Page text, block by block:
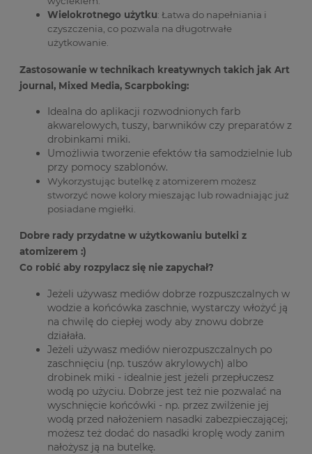
Wielokrotnego użytku: Łatwa do napełniania i
czyszczenia, co pozwala na długotrwałe
użytkowanie.
Zastosowanie w technikach kreatywnych takich jak Art
journal, Mixed Media, Scarpboking:
Idealna do aplikacji rozwodnionych farb
akwarelowych, tuszy, barwników czy preparatów z
drobinkami miki.
Umożliwia tworzenie efektów tła samodzielnie lub
przy pomocy szablonów.
Wykorzystując butelkę z atomizerem możesz
stworzyć nowe kolory mieszając lub rowadniając już
posiadane mgiełki.
Dobre rady przydatne w użytkowaniu butelki z
atomizerem :)
Co robić aby rozpylacz się nie zapychał?
Jeżeli używasz mediów dobrze rozpuszczalnych w
wodzie a końcówka zaschnie, wystarczy włożyć ją
na chwilę do ciepłej wody aby znowu dobrze
działała.
Jeżeli używasz mediów nierozpuszczalnych po
zaschnięciu (np. tuszów akrylowych) albo
drobinek miki - idealnie jest jeżeli przepłuczesz
wodą po użyciu. Dobrze jest też nie pozwalać na
wyschnięcie końcówki - np. przez zwilżenie jej
wodą przed nałożeniem nasadki zabezpieczającej;
możesz też dodać do nasadki kroplę wody zanim
nałożysz ją na butelkę.